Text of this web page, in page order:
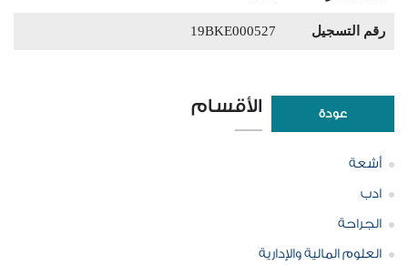
رقم التسجيل 19BKE000527
عودة الأقسام
أشعة
ادب
الجراحة
العلوم المالية والإدارية